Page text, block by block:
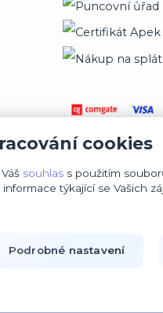
úřadě
cookies
souhlas s použitím
týkající se Vašich
Podrobné nastavení